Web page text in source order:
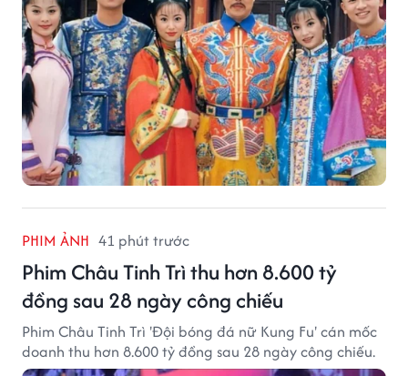
PHIM ẢNH 41 phút trước
Phim Châu Tinh Trì thu hơn 8.600 tỷ
đồng sau 28 ngày công chiếu
Phim Châu Tinh Trì 'Đội bóng đá nữ Kung Fu' cán mốc
doanh thu hơn 8.600 tỷ đồng sau 28 ngày công chiếu.